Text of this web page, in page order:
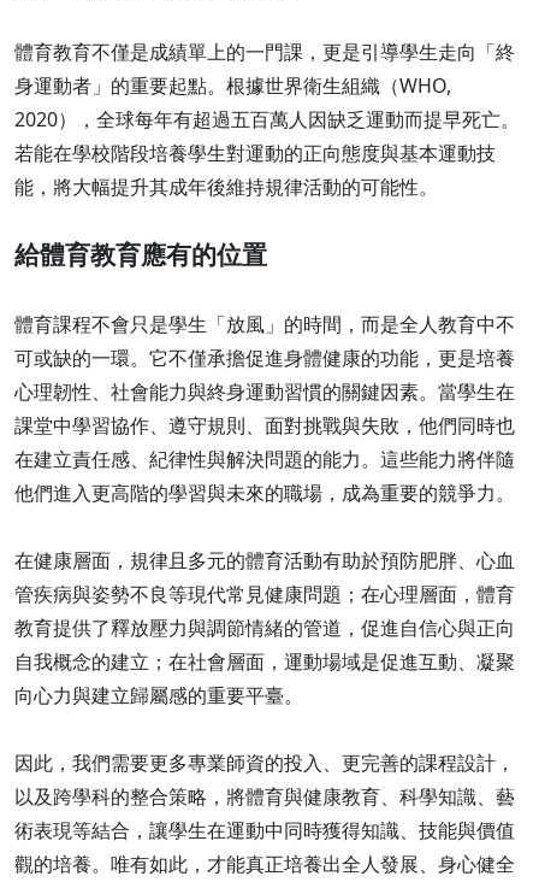
體育教育不僅是成績單上的一門課，更是引導學生走向「終
身運動者」的重要起點。根據世界衛生組織（WHO,
2020），全球每年有超過五百萬人因缺乏運動而提早死亡。
若能在學校階段培養學生對運動的正向態度與基本運動技
能，將大幅提升其成年後維持規律活動的可能性。
給體育教育應有的位置
體育課程不會只是學生「放風」的時間，而是全人教育中不
可或缺的一環。它不僅承擔促進身體健康的功能，更是培養
心理韌性、社會能力與終身運動習慣的關鍵因素。當學生在
課堂中學習協作、遵守規則、面對挑戰與失敗，他們同時也
在建立責任感、紀律性與解決問題的能力。這些能力將伴隨
他們進入更高階的學習與未來的職場，成為重要的競爭力。
在健康層面，規律且多元的體育活動有助於預防肥胖、心血
管疾病與姿勢不良等現代常見健康問題；在心理層面，體育
教育提供了釋放壓力與調節情緒的管道，促進自信心與正向
自我概念的建立；在社會層面，運動場域是促進互動、凝聚
向心力與建立歸屬感的重要平臺。
因此，我們需要更多專業師資的投入、更完善的課程設計，
以及跨學科的整合策略，將體育與健康教育、科學知識、藝
術表現等結合，讓學生在運動中同時獲得知識、技能與價值
觀的培養。唯有如此，才能真正培養出全人發展、身心健全